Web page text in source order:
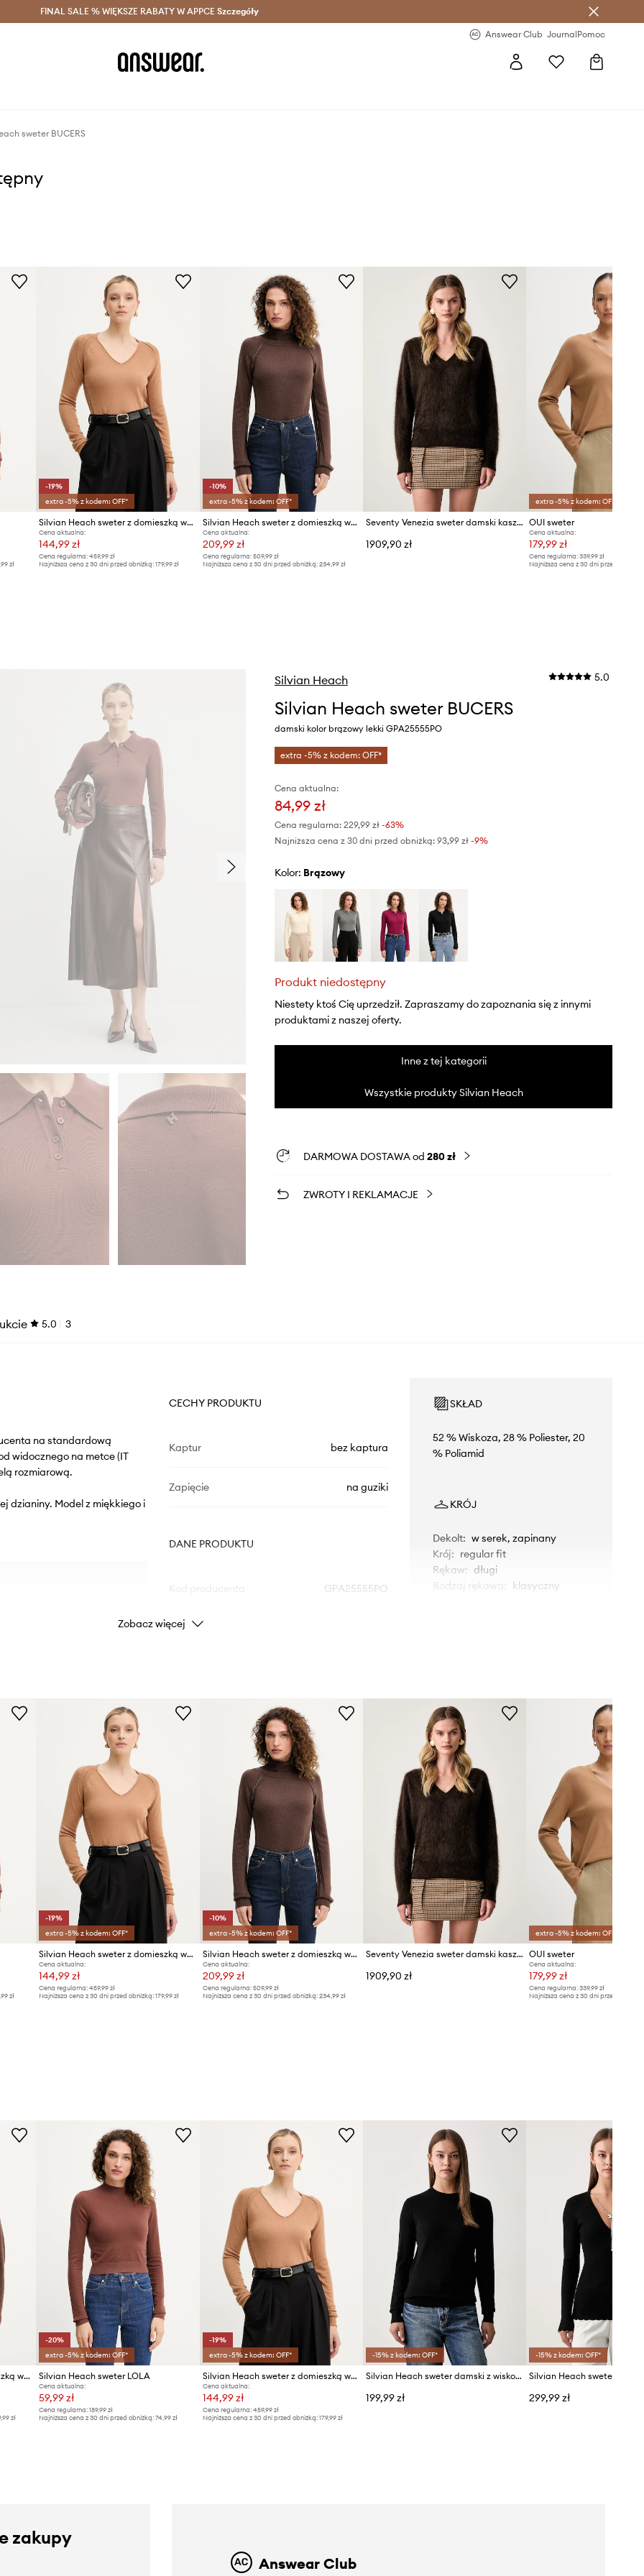
Oszczędzaj z Answear Club > Dostawa nawet w 24h >
FINAL SALE % WIĘKSZE RABATY W APPCE Szczegóły
Answear Club JournalPomoc
sweter BUCERS
zł
-19%
extra -5% z kodem: OFF*
Silvian Heach sweter z domieszką wełny DIEGOROSA
Cena aktualna:
144,99 zł
Cena regularna: 459,99 zł
Najniższa cena z 30 dni przed obniżką: 179,99 zł
-10%
extra -5% z kodem: OFF*
Silvian Heach sweter z domieszką wełny SAM
Cena aktualna:
209,99 zł
Cena regularna: 509,99 zł
Najniższa cena z 30 dni przed obniżką: 234,99 zł
Seventy Venezia sweter damski kaszmirowy
1909,90 zł
extra -5% z kodem: OFF*
OUI sweter
Cena aktualna:
179,99 zł
Cena regularna: 339,99 zł
Najniższa cena z 30 dni przed obniżką:
Silvian Heach 5.0
Silvian Heach sweter BUCERS
damski kolor brązowy lekki GPA25555PO
extra -5% z kodem: OFF*
Cena aktualna:
84,99 zł
Cena regularna: 229,99 zł-63%
Najniższa cena z 30 dni przed obniżką: 93,99 zł -9%
Kolor: brązowy
Produkt niedostępny
Niestety ktoś Cię uprzedził. Zapraszamy do zapoznania się z innymi
produktami z naszej oferty.
Inne z tej kategorii
Wszystkie produkty Silvian Heach
DARMOWA DOSTAWA od 280 zł
ZWROTY I REKLAMACJE
5.0 3
na standardową
widocznego na metce (IT
rozmiarową.
dzianiny. Model z miękkiego i
CECHY PRODUKTU
Kaptur bez kaptura
Zapięcie na guziki
DANE PRODUKTU
GPA25555PO
Kolor
Producent
SKŁAD
52 % Wiskoza, 28 % Poliester, 20
% Poliamid
KRÓJ
Dekolt: w serek, zapinany
Krój: regular fit
Rękaw: długi
Rodzaj rękawa
klasyczny
SSH.
Rozmiarówka standardowa
Zalecamy wybór rozmiaru, jaki nosisz
zazwyczaj.
Rozmiary prezentowane w sklepie
zostały przeliczone na standardową,
europejską tabelę rozmiarową. Na
metce dostarczonego produktu
znajduje się oryginalne oznaczenie
producenta.
Tabela rozmiarów
Zobacz więcej
zł
-19%
extra -5% z kodem: OFF*
Silvian Heach sweter z domieszką wełny DIEGOROSA
Cena aktualna:
144,99 zł
Cena regularna: 459,99 zł
Najniższa cena z 30 dni przed obniżką: 179,99 zł
-10%
extra -5% z kodem: OFF*
Silvian Heach sweter z domieszką wełny SAM
Cena aktualna:
209,99 zł
Cena regularna: 509,99 zł
Najniższa cena z 30 dni przed obniżką: 234,99 zł
Seventy Venezia sweter damski kaszmirowy
1909,90 zł
extra -5% z kodem: OFF*
OUI sweter
Cena aktualna:
179,99 zł
Cena regularna: 339,99 zł
Najniższa cena z 30 dni przed obniżką:
Silvian Heach sweter z domieszką wełny HENRY
zł
-20%
extra -5% z kodem: OFF*
Silvian Heach sweter LOLA
Cena aktualna:
59,99 zł
Cena regularna: 189,99 zł
Najniższa cena z 30 dni przed obniżką: 74,99 zł
-19%
extra -5% z kodem: OFF*
Silvian Heach sweter z domieszką wełny DIEGOROSA
Cena aktualna:
144,99 zł
Cena regularna: 459,99 zł
Najniższa cena z 30 dni przed obniżką: 179,99 zł
-15% z kodem: OFF*
Silvian Heach sweter damski z wiskozą NERUNGI
199,99 zł
-15% z kodem: OFF*
299,99 zł
zakupy
Answear Club